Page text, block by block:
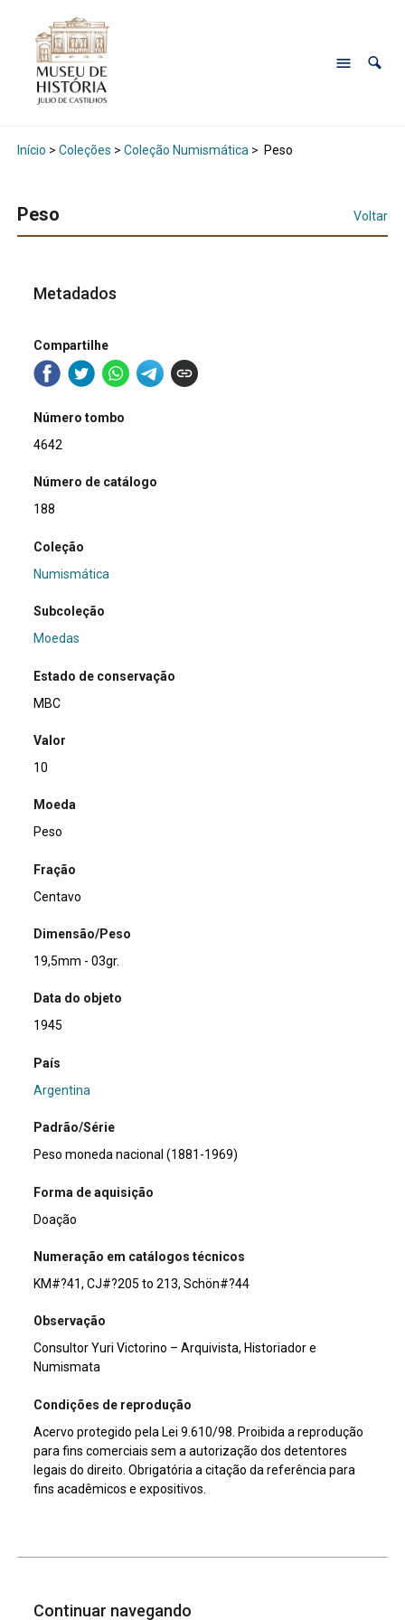
Início > Coleções > Coleção Numismática > Peso
Peso Voltar
Metadados
Compartilhe
Número tombo
4642
Número de catálogo
188
Coleção
Numismática
Subcoleção
Moedas
Estado de conservação
MBC
Valor
10
Moeda
Peso
Fração
Centavo
Dimensão/Peso
19,5mm - 03gr.
Data do objeto
1945
País
Argentina
Padrão/Série
Peso moneda nacional (1881-1969)
Forma de aquisição
Doação
Numeração em catálogos técnicos
KM#?41, CJ#?205 to 213, Schön#?44
Observação
Consultor Yuri Victorino – Arquivista, Historiador e
Numismata
Condições de reprodução
Acervo protegido pela Lei 9.610/98. Proibida a reprodução
para fins comerciais sem a autorização dos detentores
legais do direito. Obrigatória a citação da referência para
fins acadêmicos e expositivos.
Continuar navegando